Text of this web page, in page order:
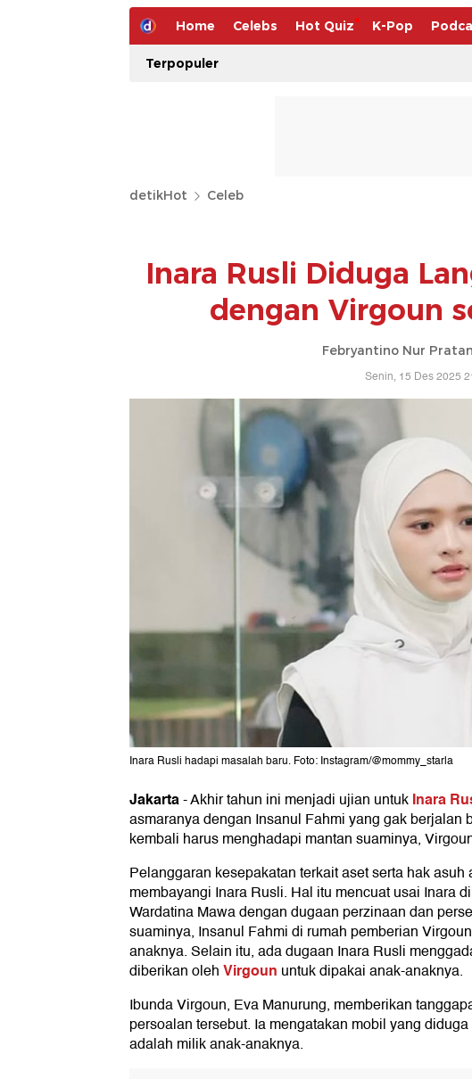
Home Celebs Hot Quiz K-Pop
Terpopuler
detikHot Celeb
Inara Rusli Diduga
dengan Virgoun
Febryantino Nur
Senin, 15 Des 2025
Inara Rusli hadapi masalah baru. Foto: Instagram/@mommy_starla
Jakarta-Akhir tahun ini menjadi ujian untukInara
asmaranya dengan Insanul Fahmi yang gak berjalan
kembali harus menghadapi mantan suaminya,
Pelanggaran kesepakatan terkait aset serta hak asuh
membayangi Inara Rusli. Hal itu mencuat usai Inara
Wardatina Mawa dengan dugaan perzinaan dan
suaminya, Insanul Fahmi di rumah pemberian
anaknya. Selain itu, ada dugaan Inara Rusli
diberikan olehVirgoun untuk dipakai anak-anaknya.
Ibunda Virgoun, Eva Manurung, memberikan
persoalan tersebut. Ia mengatakan mobil yang
adalah milik anak-anaknya.